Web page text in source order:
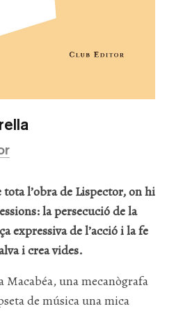
tota l’obra de Lispector, on hi
la persecució de la
expressiva de l’acció i la fe
i crea vides.
Macabéa, una mecanògrafa
de música una mica